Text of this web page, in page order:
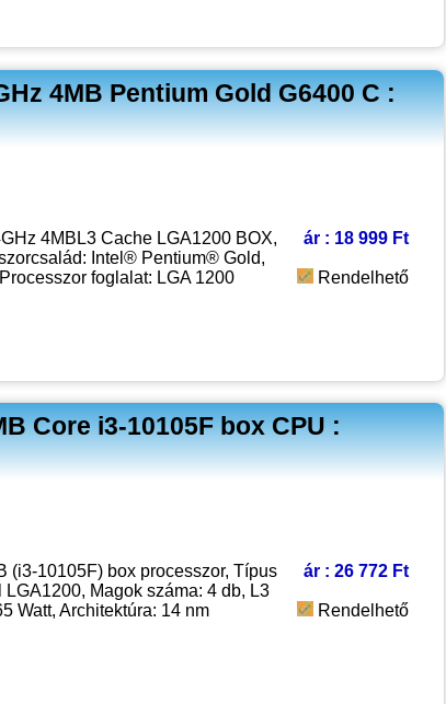
4MB Pentium Gold G6400 C :
4MBL3 Cache LGA1200 BOX,
Intel® Pentium® Gold,
foglalat: LGA 1200
ár : 18 999 Ft
Rendelhető
Core i3-10105F box CPU :
(i3-10105F) box processzor, Típus
Magok száma: 4 db, L3
Watt, Architektúra: 14 nm
ár : 26 772 Ft
Rendelhető